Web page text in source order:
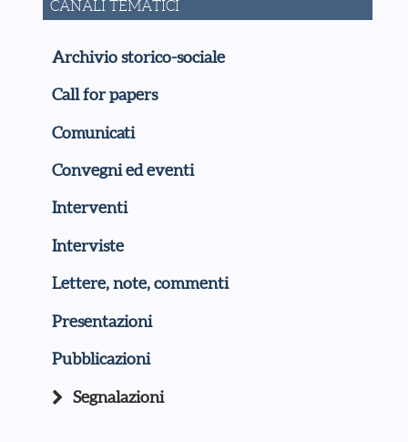
CANALI TEMATICI
Archivio storico-sociale
Call for papers
Comunicati
Convegni ed eventi
Interventi
Interviste
Lettere, note, commenti
Presentazioni
Pubblicazioni
Segnalazioni